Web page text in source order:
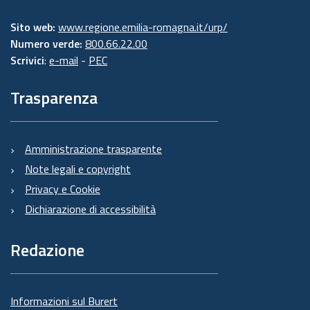
Sito web: www.regione.emilia-romagna.it/urp/
Numero verde: 800.66.22.00
Scrivici: e-mail - PEC
Trasparenza
Amministrazione trasparente
Note legali e copyright
Privacy e Cookie
Dichiarazione di accessibilità
Redazione
Informazioni sul Burert